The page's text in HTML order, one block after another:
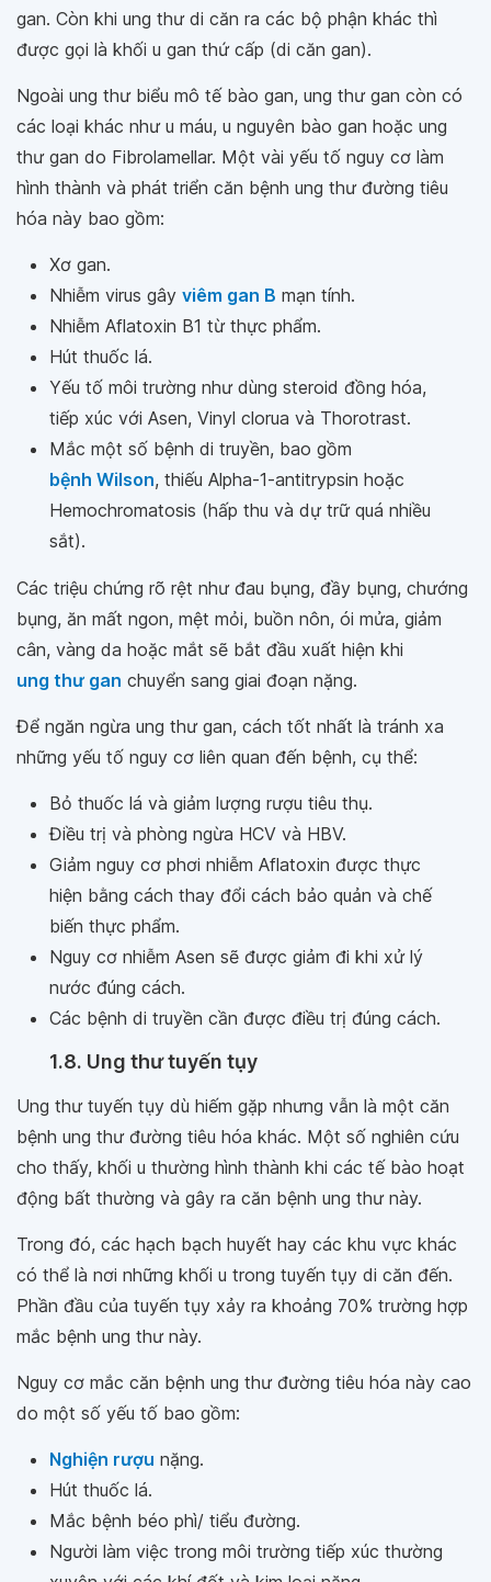
gan. Còn khi ung thư di căn ra các bộ phận khác thì
được gọi là khối u gan thứ cấp (di căn gan).
Ngoài ung thư biểu mô tế bào gan, ung thư gan còn có
các loại khác như u máu, u nguyên bào gan hoặc ung
thư gan do Fibrolamellar. Một vài yếu tố nguy cơ làm
hình thành và phát triển căn bệnh ung thư đường tiêu
hóa này bao gồm:
Xơ gan.
Nhiễm virus gây viêm gan B mạn tính.
Nhiễm Aflatoxin B1 từ thực phẩm.
Hút thuốc lá.
Yếu tố môi trường như dùng steroid đồng hóa,
tiếp xúc với Asen, Vinyl clorua và Thorotrast.
Mắc một số bệnh di truyền, bao gồm
bệnh Wilson, thiếu Alpha-1-antitrypsin hoặc
Hemochromatosis (hấp thu và dự trữ quá nhiều
sắt).
Các triệu chứng rõ rệt như đau bụng, đầy bụng, chướng
bụng, ăn mất ngon, mệt mỏi, buồn nôn, ói mửa, giảm
cân, vàng da hoặc mắt sẽ bắt đầu xuất hiện khi
ung thư gan chuyển sang giai đoạn nặng.
Để ngăn ngừa ung thư gan, cách tốt nhất là tránh xa
những yếu tố nguy cơ liên quan đến bệnh, cụ thể:
Bỏ thuốc lá và giảm lượng rượu tiêu thụ.
Điều trị và phòng ngừa HCV và HBV.
Giảm nguy cơ phơi nhiễm Aflatoxin được thực
hiện bằng cách thay đổi cách bảo quản và chế
biến thực phẩm.
Nguy cơ nhiễm Asen sẽ được giảm đi khi xử lý
nước đúng cách.
Các bệnh di truyền cần được điều trị đúng cách.
1.8. Ung thư tuyến tụy
Ung thư tuyến tụy dù hiếm gặp nhưng vẫn là một căn
bệnh ung thư đường tiêu hóa khác. Một số nghiên cứu
cho thấy, khối u thường hình thành khi các tế bào hoạt
động bất thường và gây ra căn bệnh ung thư này.
Trong đó, các hạch bạch huyết hay các khu vực khác
có thể là nơi những khối u trong tuyến tụy di căn đến.
Phần đầu của tuyến tụy xảy ra khoảng 70% trường hợp
mắc bệnh ung thư này.
Nguy cơ mắc căn bệnh ung thư đường tiêu hóa này cao
do một số yếu tố bao gồm:
Nghiện rượu nặng.
Hút thuốc lá.
Mắc bệnh béo phì/ tiểu đường.
Người làm việc trong môi trường tiếp xúc thường